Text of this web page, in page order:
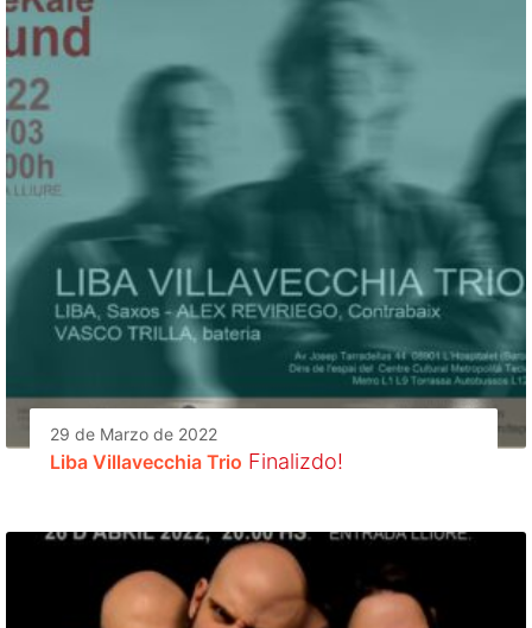
29 de Marzo de 2022
Liba Villavecchia Trio Finalizdo!